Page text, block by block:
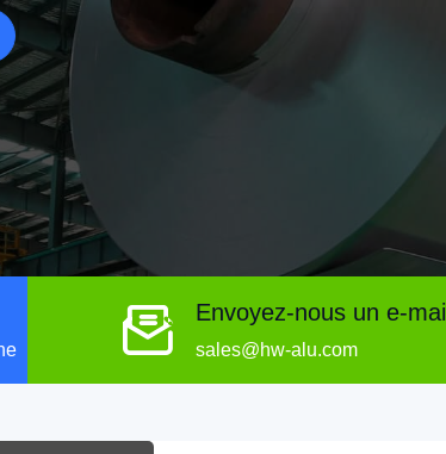
Envoyez-nous un e-mail
sales@hw-alu.com